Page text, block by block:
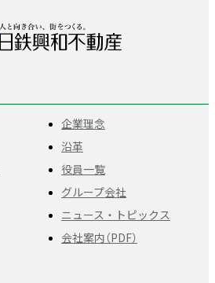
企業理念
沿革
役員一覧
グループ会社
ニュース・トピックス
会社案内（PDF）